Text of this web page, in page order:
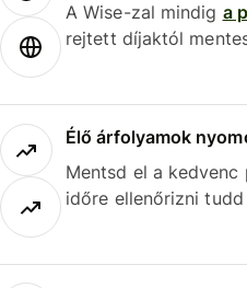
A Wise-zal mindig a
rejtett díjaktól
Élő árfolyamok
Mentsd el a
időre ellenőrizni